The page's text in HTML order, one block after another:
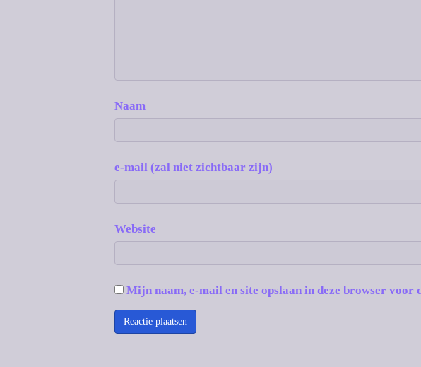
Naam
e-mail (zal niet zichtbaar zijn)
Website
Mijn naam, e-mail en site opslaan in deze browser voor